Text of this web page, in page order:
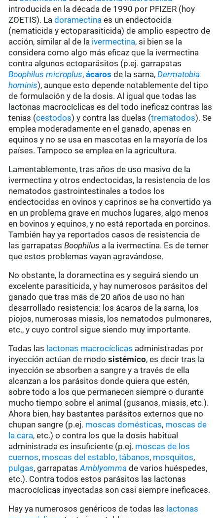
introducida en la década de 1990 por PFIZER (hoy
ZOETIS). Ladoramectina es un endectocida
(nematicida y ectoparasiticida) de amplio espectro de
acción, similar al de la ivermectina, si bien se la
considera como algo más eficaz que la ivermectina
contra algunos ectoparásitos (p.ej. garrapatas
Boophilus microplus,ácarosde la sarna,Dermatobia
hominis), aunque esto depende notablemente del tipo
de formulación y de la dosis. Al igual que todas las
lactonas macrocíclicas es del todo ineficaz contras las
tenias (cestodos) y contra las duelas (trematodos). Se
emplea moderadamente en el ganado, apenas en
equinos y no se usa en mascotas en la mayoría de los
países. Tampoco se emplea en la agricultura.
Lamentablemente, tras años de uso masivo de la
ivermectina y otros endectocidas, la resistencia de los
nematodos gastrointestinales a todos los
endectocidas en ovinos y caprinos se ha convertido ya
en un problema grave en muchos lugares, algo menos
en bovinos y equinos, y no está reportada en porcinos.
También hay ya reportados casos de resistencia de
las garrapatasBoophilus a la ivermectina. Es de temer
que estos problemas vayan agravándose.
No obstante, la doramectina es y seguirá siendo un
excelente parasiticida, y hay numerosos parásitos del
ganado que tras más de 20 años de uso no han
desarrollado resistencia: los ácaros de la sarna, los
piojos, numerosas miasis, los nematodos pulmonares,
etc., y cuyo control sigue siendo muy importante.
Todas las lactonas macrocíclicas administradas por
inyección actúan de modosistémico, es decir tras la
inyección se absorben a sangre y a través de ella
alcanzan a los parásitos donde quiera que estén,
sobre todo a los que permanecen siempre o durante
mucho tiempo sobre el animal (gusanos, miasis, etc.).
Ahora bien, hay bastantes parásitos externos que no
chupan sangre (p.ej. moscas domésticas, moscas de
la cara, etc.) o contra los que la dosis habitual
administrada es insuficiente (p.ej. moscas de los
cuernos, moscas del establo,tábanos, mosquitos,
pulgas, garrapatasAmblyomma de varios huéspedes,
etc.). Contra todos estos parásitos las lactonas
macrocíclicas inyectadas son casi siempre ineficaces.
Hay ya numerosos genéricos de todas las lactonas